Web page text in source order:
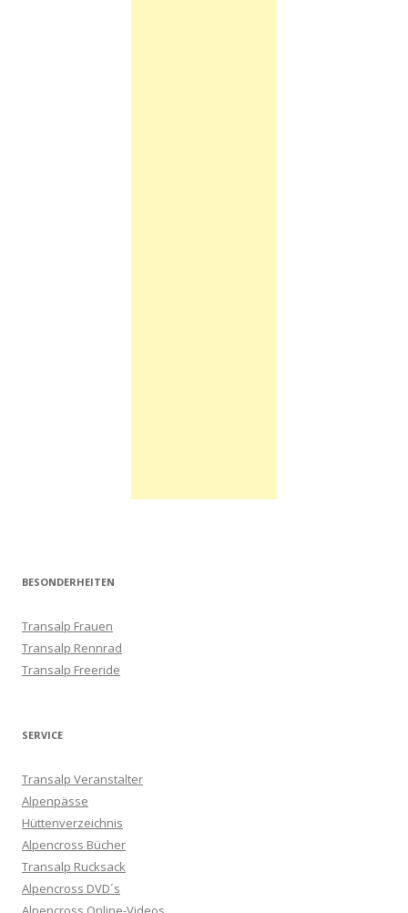
BESONDERHEITEN
Transalp Frauen
Transalp Rennrad
Transalp Freeride
SERVICE
Transalp Veranstalter
Alpenpässe
Hüttenverzeichnis
Alpencross Bücher
Transalp Rucksack
Alpencross DVD´s